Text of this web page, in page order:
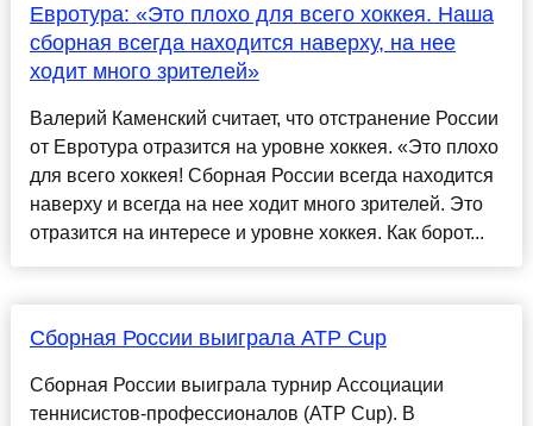
Евротура: «Это плохо для всего хоккея. Наша
сборная всегда находится наверху, на нее
ходит много зрителей»
Валерий Каменский считает, что отстранение России
от Евротура отразится на уровне хоккея. «Это плохо
для всего хоккея! Сборная России всегда находится
наверху и всегда на нее ходит много зрителей. Это
отразится на интересе и уровне хоккея. Как борот...
Сборная России выиграла АТР Cup
Сборная России выиграла турнир Ассоциации
теннисистов-профессионалов (АТР Cup). В